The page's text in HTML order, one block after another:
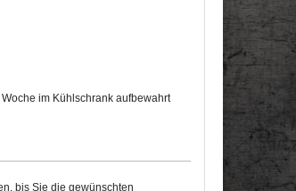
im Kühlschrank aufbewahrt
bis Sie die gewünschten